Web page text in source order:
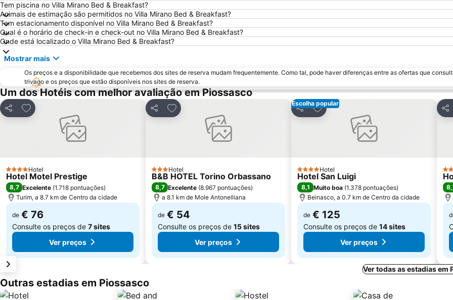
Tem piscina no Villa Mirano Bed & Breakfast?
Animais de estimação são permitidos no Villa Mirano Bed & Breakfast?
Tem estacionamento disponível no Villa Mirano Bed & Breakfast?
Qual é o horário de check-in e check-out no Villa Mirano Bed & Breakfast?
Onde está localizado o Villa Mirano Bed & Breakfast?
Mostrar mais
Os preços e a disponibilidade que recebemos dos sites de reserva mudam frequentemente. Como tal, pode haver diferenças entre as ofertas que
trivago e os preços que estão disponíveis nos sites de reserva.
Um dos Hotéis com melhor avaliação em Piossasco
Partilhar
Adicionar aos favoritos
4 Estrelas
Hotel
Hotel Motel Prestige
8,7 Excelente (1.718 pontuações)
Turim, a 8.7 km de Centro da cidade
de € 76
Consulte os preços de 7 sites
Ver preços
Partilhar
Adicionar aos favoritos
3 Estrelas
Hotel
B&B HOTEL Torino Orbassano
8,7 Excelente (8.967 pontuações)
a 8.1 km de Mole Antonelliana
de € 54
Consulte os preços de 15 sites
Ver preços
Escolha popular
Partilhar
Adicionar aos favoritos
4 Estrelas
Hotel
Hotel San Luigi
8,1 Muito boa (1.378 pontuações)
Beinasco, a 0.7 km de Centro da cidade
de € 125
Consulte os preços de 14 sites
Ver preços
3
Ver todas as estadias em
Outras estadias em Piossasco